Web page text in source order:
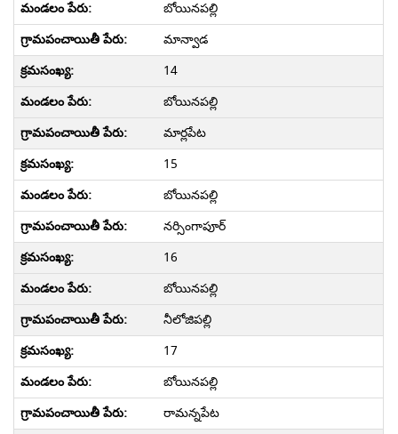
బోయినపల్లి
మాన్వాడ
14
బోయినపల్లి
మార్లపేట
15
బోయినపల్లి
నర్సింగాపూర్
16
బోయినపల్లి
నీలోజిపల్లి
17
బోయినపల్లి
రామన్నపేట